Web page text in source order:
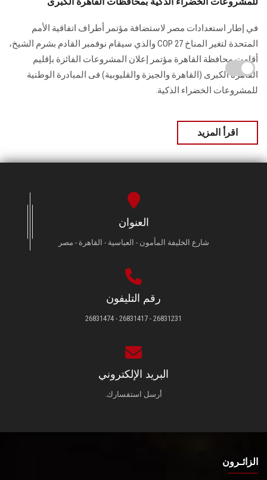
في إطار استعدادات مصر لاستضافة مؤتمر أطراف اتفاقية الأمم
المتحدة لتغير المناخ COP 27 والذي سيقام نوفمبر القادم بشرم الشيخ،
أقامت محافظة القاهرة مؤتمر إعلان المشروعات الفائزة بإقليم
القاهرة الكبرى (القاهرة والجيزة والقليوبية) فى المبادرة الوطنية
للمشروعات الخضراء الذكية.
اقرأ المزيد
العنوان
شارع الخليفة المأمون - العباسية - القاهرة - مصر
رقم التليفون
26831231 - 26831417 - 26831474
البريد الإلكتروني
أرسل استفسارك.
الزائـرون